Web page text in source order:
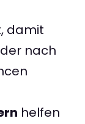
damit
nach
helfen